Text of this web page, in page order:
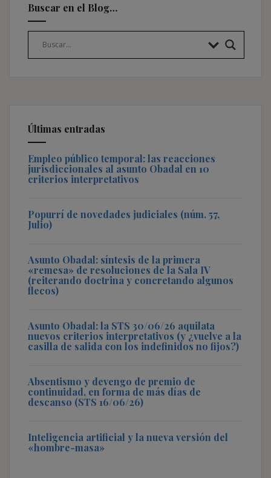
Buscar en el Blog…
Últimas entradas
Empleo público temporal: las reacciones
jurisdiccionales al asunto Obadal en 10
criterios interpretativos
Popurrí de novedades judiciales (núm. 57,
Julio)
Asunto Obadal: síntesis de la primera
«remesa» de resoluciones de la Sala IV
(reiterando doctrina y concretando algunos
flecos)
Asunto Obadal: la STS 30/06/26 aquilata
nuevos criterios interpretativos (y ¿vuelve a la
casilla de salida con los indefinidos no fijos?)
Absentismo y devengo de premio de
continuidad, en forma de más días de
descanso (STS 16/06/26)
Inteligencia artificial y la nueva versión del
«hombre-masa»